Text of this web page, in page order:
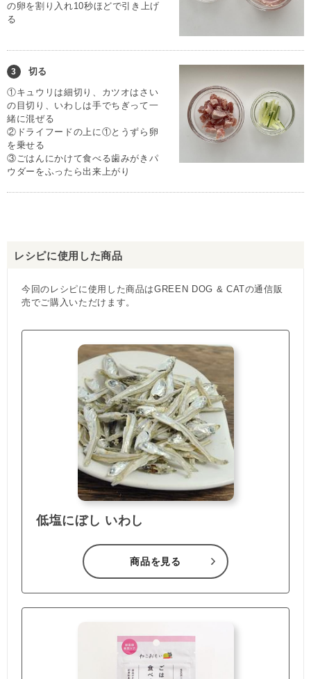
の卵を割り入れ10秒ほどで引き上げ
る
3
切る
①キュウリは細切り、カツオはさい
の目切り、いわしは手でちぎって一
緒に混ぜる
②ドライフードの上に①とうずら卵
を乗せる
③ごはんにかけて食べる歯みがきパ
ウダーをふったら出来上がり
レシピに使用した商品
今回のレシピに使用した商品はGREEN DOG & CATの通信販
売でご購入いただけます。
低塩にぼし いわし
商品を見る